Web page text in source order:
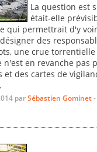
La question est
était-elle
qui permettrait d'y
des
une crue
n'est en revanche pas
et des cartes de
parSébastien Gominet